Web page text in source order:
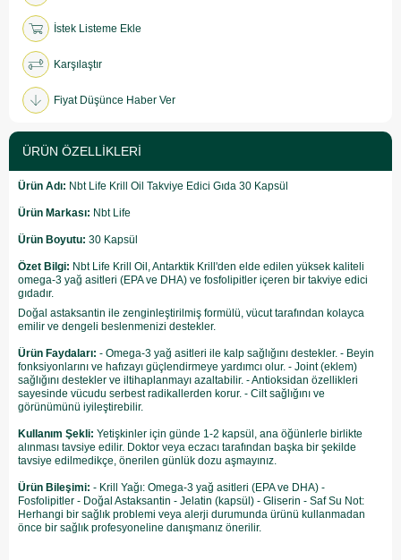
İstek Listeme Ekle
Karşılaştır
Fiyat Düşünce Haber Ver
ÜRÜN ÖZELLIKLERI
Ürün Adı: Nbt Life Krill Oil Takviye Edici Gıda 30 Kapsül
Ürün Markası: Nbt Life
Ürün Boyutu: 30 Kapsül
Özet Bilgi: Nbt Life Krill Oil, Antarktik Krill'den elde edilen yüksek kaliteli
omega-3 yağ asitleri (EPA ve DHA) ve fosfolipitler içeren bir takviye edici
gıdadır.
Doğal astaksantin ile zenginleştirilmiş formülü, vücut tarafından kolayca
emilir ve dengeli beslenmenizi destekler.
Ürün Faydaları: - Omega-3 yağ asitleri ile kalp sağlığını destekler. - Beyin
fonksiyonlarını ve hafızayı güçlendirmeye yardımcı olur. - Joint (eklem)
sağlığını destekler ve iltihaplanmayı azaltabilir. - Antioksidan özellikleri
sayesinde vücudu serbest radikallerden korur. - Cilt sağlığını ve
görünümünü iyileştirebilir.
Kullanım Şekli: Yetişkinler için günde 1-2 kapsül, ana öğünlerle birlikte
alınması tavsiye edilir. Doktor veya eczacı tarafından başka bir şekilde
tavsiye edilmedikçe, önerilen günlük dozu aşmayınız.
Ürün Bileşimi: - Krill Yağı: Omega-3 yağ asitleri (EPA ve DHA) -
Fosfolipitler - Doğal Astaksantin - Jelatin (kapsül) - Gliserin - Saf Su Not:
Herhangi bir sağlık problemi veya alerji durumunda ürünü kullanmadan
önce bir sağlık profesyoneline danışmanız önerilir.